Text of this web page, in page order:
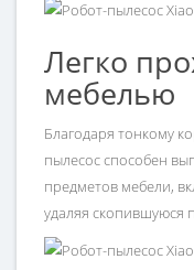
Легко
мебелью
Благодаря тонкому
пылесос способен
предметов мебели,
удаляя скопившуюся